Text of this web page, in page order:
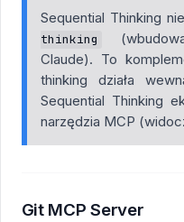
Sequential Thinking
thinking
Claude). To
thinking działa
Sequential Thinking
narzędzia MCP
Git MCP Server